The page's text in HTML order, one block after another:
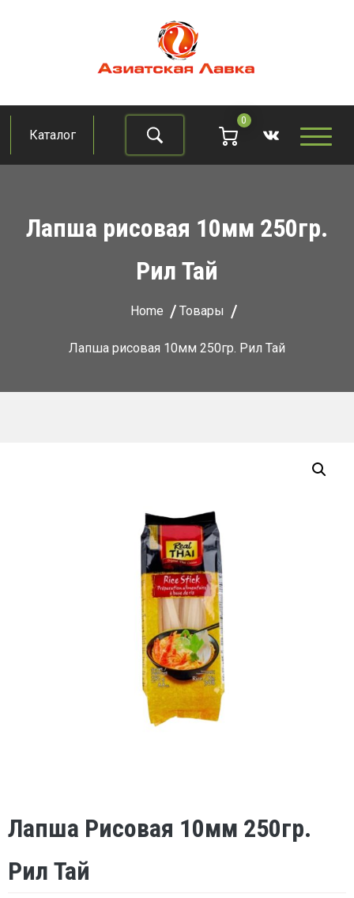
Азиатская лавка
Продукты из восточно-азиатских стран
Каталог
0
Лапша рисовая 10мм 250гр.
Рил Тай
Home Товары
Лапша рисовая 10мм 250гр. Рил Тай
Лапша Рисовая 10мм 250гр.
Рил Тай